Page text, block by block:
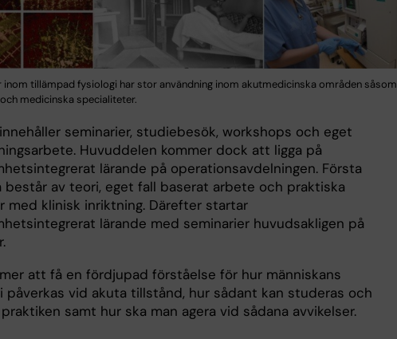
inom tillämpad fysiologi har stor användning inom akutmedicinska områden såsom
medicinska specialiteter.
seminarier, studiebesök, workshops och eget
Huvuddelen kommer dock att ligga på
lärande på operationsavdelningen. Första
består av teori, eget fall baserat arbete och praktiska
med klinisk inriktning. Därefter startar
lärande med seminarier huvudsakligen på
att få en fördjupad förståelse för hur människans
påverkas vid akuta tillstånd, hur sådant kan studeras och
samt hur ska man agera vid sådana avvikelser.